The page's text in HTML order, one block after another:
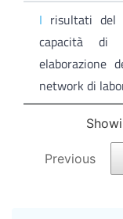
I risultati del
capacità di
elaborazione
network di
Previous